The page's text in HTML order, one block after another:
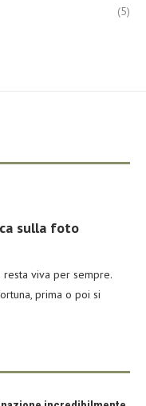
(5)
sulla foto
resta viva per sempre.
prima o poi si